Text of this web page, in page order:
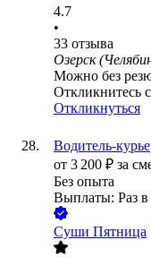
4.7
•
33 отзыва
Озерск
Можно без
Откликнитесь
Откликнуться
Водитель-
от 3 200 ₽ за
Без опыта
Выплаты: Раз
Суши Пятница